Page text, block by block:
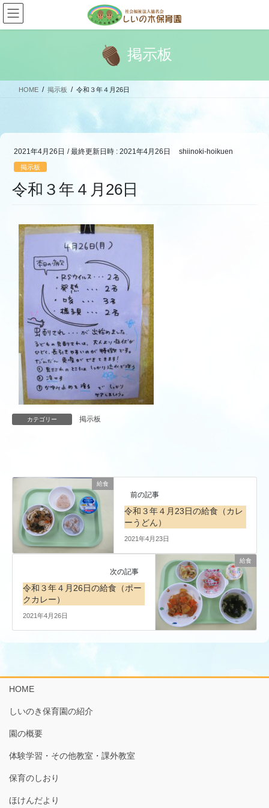
コ
ン
テ
ス
ナ
ビ
ゲ
ン
掲示板
HOME 掲示板 令和３年４月26日
2021年4月26日 / 最終更新日時 : 2021年4月26日 shiinoki-hoikuen
掲示板
令和３年４月26日
カテゴリー 掲示板
給食
前の記事
令和３年４月23日の給食（カレ
ーうどん）
2021年4月23日
給食
次の記事
令和３年４月26日の給食（ポー
クカレー）
2021年4月26日
HOME
しいのき保育園の紹介
園の概要
体験学習・その他教室・課外教室
保育のしおり
ほけんだより